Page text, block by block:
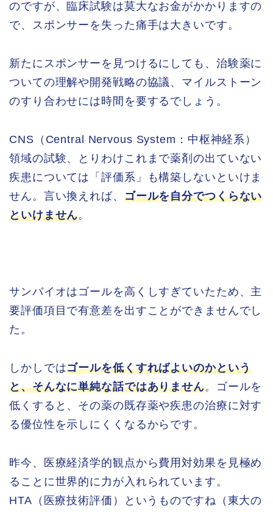
のですが、臨床試験は莫大なお金がかかりますの
で、スポンサーを失った痛手は大きいです。
新たにスポンサーを見つけるにしても、治験薬に
ついての理解や開発戦略の協議、マイルストーン
のすり合わせには時間を要するでしょう。
CNS（Central Nervous System：中枢神経系）
領域の試験、とりわけこれまで薬剤の出ていない
疾患については「評価系」も構築しないといけま
せん。言い換えれば、 ゴールを自分でつくらない
といけません。
サンバイオはゴールを高くしすぎていたため、主
要評価項目で有意差を出すことができませんでし
た。
しかしではゴールを低くすればよいのかという
と、そんなに単純な話ではありません。ゴールを
低くすると、その薬の既存薬や疾患の治療に対す
る優位性を示しにくくなるからです。
昨今、医療経済学的観点から費用対効果を見極め
ることに世界的に力が入れられています。
HTA（医療技術評価）というものですね（東大の